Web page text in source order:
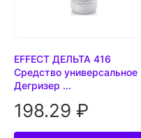
EFFECT ДЕЛЬТА 416
Средство универсальное
Дегризер ...
198.29 ₽